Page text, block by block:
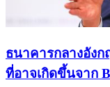
ธนาคารกลางอังก
ที่อาจเกิดขึ้นจาก